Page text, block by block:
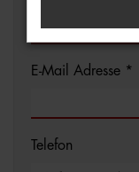
E-Mail Adresse *
Telefon